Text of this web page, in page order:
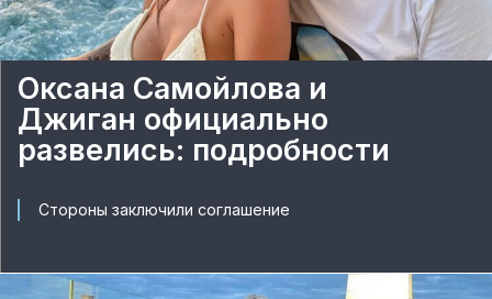
Оксана Самойлова и
Джиган официально
развелись: подробности
Стороны заключили соглашение